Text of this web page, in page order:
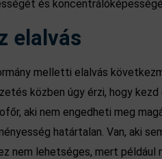
és
elalvás
melletti elalvás
közben úgy érzi, hogy
aki nem engedheti meg
határtalan. Van, aki
nem lehetséges, mert